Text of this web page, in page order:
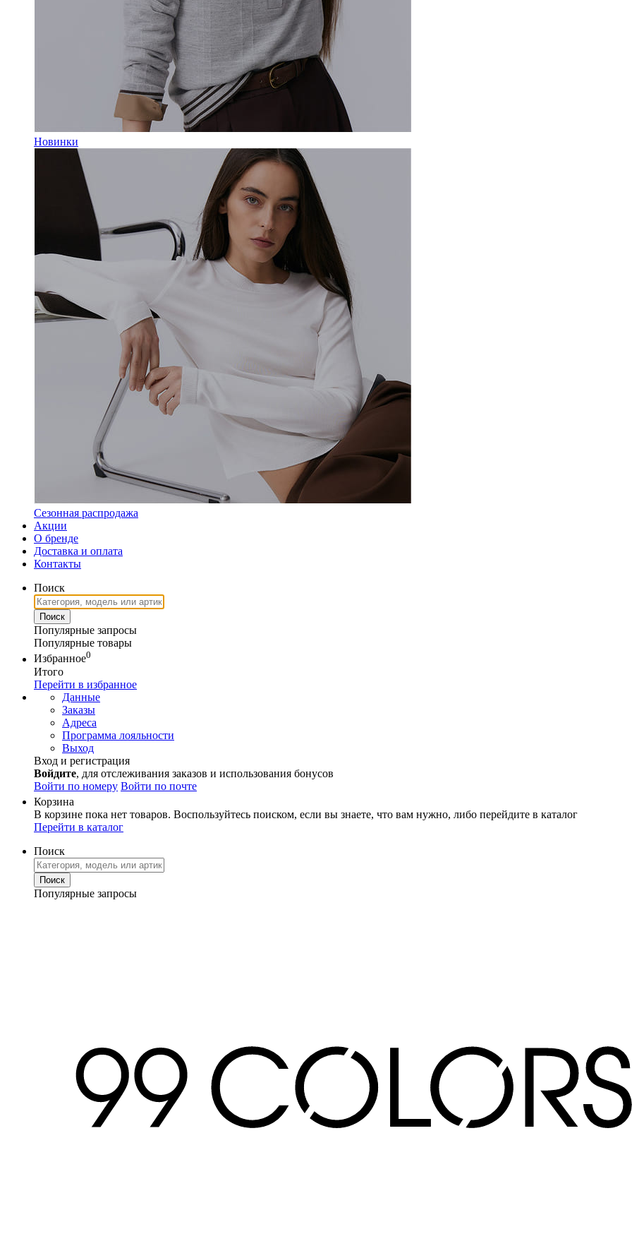
Новинки
Сезонная распродажа
Акции
О бренде
Доставка и оплата
Контакты
Поиск
Популярные запросы
Популярные товары
Избранное0
Итого
Перейти в избранное
Данные
Заказы
Адреса
Программа лояльности
Выход
Вход и регистрация
Войдите, для отслеживания заказов и использования бонусов
Войти по номеру Войти по почте
Корзина
В корзине пока нет товаров. Воспользуйтесь поиском, если вы знаете, что вам нужно, либо перейдите в каталог
Перейти в каталог
Поиск
Популярные запросы